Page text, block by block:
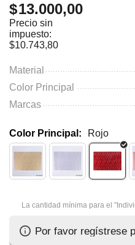
$13.000,00
Precio sin
impuesto:
$10.743,80
Material
Color Principal
Marcas
Color Principal: Rojo
La cantidad mínima para el
Por favor regístrese